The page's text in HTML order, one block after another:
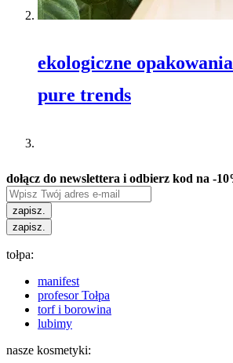
ekologiczne
pure trends
dołącz do newslettera i odbierz kod na -
zapisz.
zapisz.
tołpa:
manifest
profesor Tołpa
torf i borowina
lubimy
nasze kosmetyki: